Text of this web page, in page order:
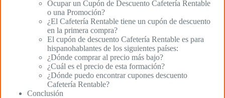
Ocupar un Cupón de Descuento Cafetería Rentable
o una Promoción?
¿El Cafetería Rentable tiene un cupón de descuento
en la primera compra?
El cupón de descuento Cafetería Rentable es para
hispanohablantes de los siguientes países:
¿Dónde comprar al precio más bajo?
¿Cuál es el precio de esta formación?
¿Dónde puedo encontrar cupones descuento
Cafetería Rentable?
Conclusión